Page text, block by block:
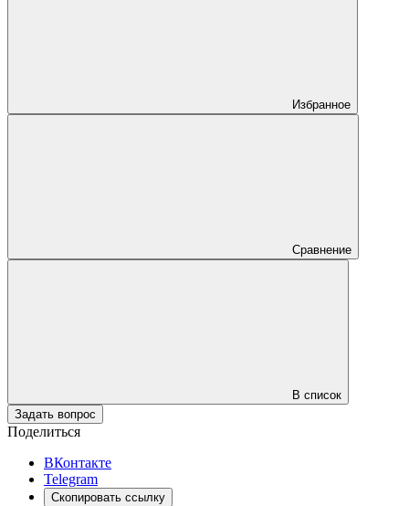
Избранное
Сравнение
В список
Задать вопрос
Поделиться
ВКонтакте
Telegram
Скопировать ссылку